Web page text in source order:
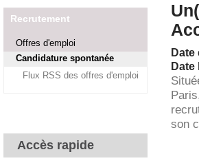
Recrutement
Offres d'emploi
Candidature spontanée
Flux RSS des offres d'emploi
Accès rapide
Date
son